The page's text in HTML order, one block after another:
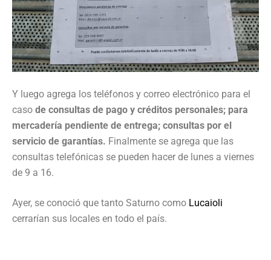
Y luego agrega los teléfonos y correo electrónico para el
caso de consultas de pago y créditos personales; para
mercadería pendiente de entrega; consultas por el
servicio de garantías. Finalmente se agrega que las
consultas telefónicas se pueden hacer de lunes a viernes
de 9 a 16.
Ayer, se conoció que tanto Saturno como Lucaioli
cerrarían sus locales en todo el país.